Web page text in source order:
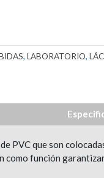
, LABORATORIO,
PVC que son
como función